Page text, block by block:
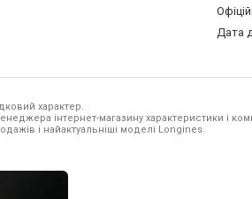
Дата
характер.
інтернет-магазину характеристики і
і найактуальніші моделі Longines.